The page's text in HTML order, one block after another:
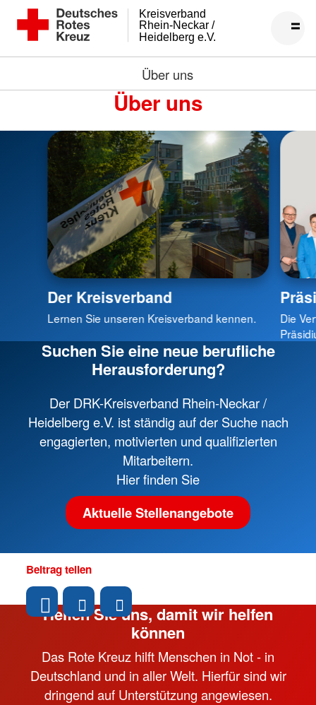
Heidelberg e.V.
Rhein-Neckar /
Kreisverband
Über uns
Über uns
Der Kreisverband
Lernen Sie unseren Kreisverband kennen.
Die
Suchen Sie eine neue berufliche
Herausforderung?
Der DRK-Kreisverband Rhein-Neckar /
Heidelberg e.V. ist ständig auf der Suche nach
engagierten, motivierten und qualifizierten
Mitarbeitern.
Hier finden Sie
Aktuelle Stellenangebote
Beitrag teilen
Helfen Sie uns, damit wir helfen
können
Das Rote Kreuz hilft Menschen in Not - in
Deutschland und in aller Welt. Hierfür sind wir
dringend auf Unterstützung angewiesen.